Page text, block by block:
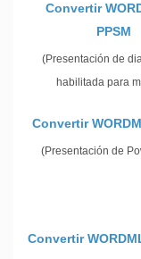
Convertir
PPSM
(Presentación de
habilitada para
Convertir
(Presentación de
Convertir